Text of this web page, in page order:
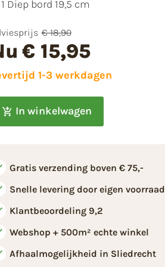
1 Diep bord 19,5 cm
€ 18,90
€ 15,95
1-3 werkdagen
In winkelwagen
Gratis verzending boven € 75,-
Snelle levering door eigen voorraad
Klantbeoordeling 9,2
Webshop + 500m² echte winkel
Afhaalmogelijkheid in Sliedrecht